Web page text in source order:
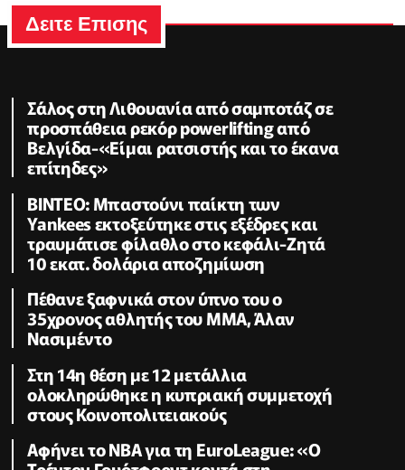
Δειτε Επισης
Σάλος στη Λιθουανία από σαμποτάζ σε
προσπάθεια ρεκόρ powerlifting από
Βελγίδα-«Είμαι ρατσιστής και το έκανα
επίτηδες»
ΒΙΝΤΕΟ: Μπαστούνι παίκτη των
Yankees εκτοξεύτηκε στις εξέδρες και
τραυμάτισε φίλαθλο στο κεφάλι-Ζητά
10 εκατ. δολάρια αποζημίωση
Πέθανε ξαφνικά στον ύπνο του ο
35χρονος αθλητής του ΜΜΑ, Άλαν
Νασιμέντο
Στη 14η θέση με 12 μετάλλια
ολοκληρώθηκε η κυπριακή συμμετοχή
στους Κοινοπολιτειακούς
Αφήνει το NBA για τη EuroLeague: «Ο